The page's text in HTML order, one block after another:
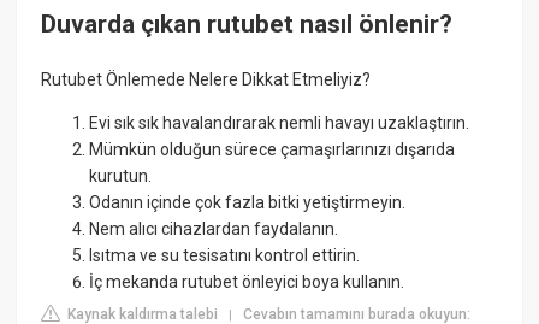
Duvarda çıkan rutubet nasıl önlenir?
Rutubet Önlemede Nelere Dikkat Etmeliyiz?
Evi sık sık havalandırarak nemli havayı uzaklaştırın.
Mümkün olduğun sürece çamaşırlarınızı dışarıda
kurutun.
Odanın içinde çok fazla bitki yetiştirmeyin.
Nem alıcı cihazlardan faydalanın.
Isıtma ve su tesisatını kontrol ettirin.
İç mekanda rutubet önleyici boya kullanın.
Kaynak kaldırma talebi |Cevabın tamamını burada okuyun: